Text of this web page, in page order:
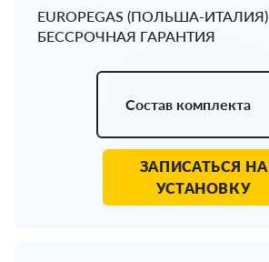
EUROPEGAS (ПОЛЬША-ИТАЛИЯ)
БЕССРОЧНАЯ ГАРАНТИЯ
Состав комплекта
ЗАПИСАТЬСЯ НА
УСТАНОВКУ